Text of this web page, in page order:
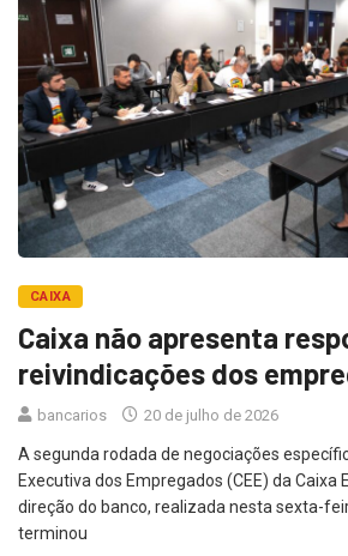
CAIXA
Caixa não apresenta
reivindicações dos
bancarios 20 de julho de 2026
A segunda rodada de negociações
Executiva dos Empregados (CEE) da Caixa
direção do banco, realizada nesta sexta-
terminou